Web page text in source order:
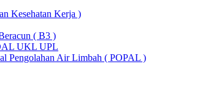
Kesehatan Kerja )
( B3 )
UKL UPL
Pengolahan Air Limbah ( POPAL )